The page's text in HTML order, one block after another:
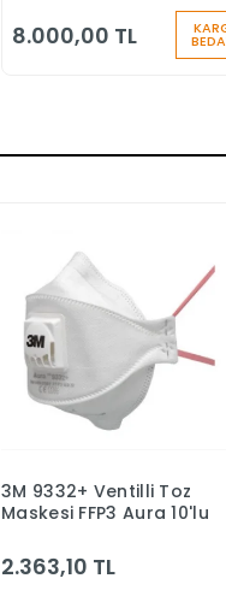
8.000,00 TL
Sepete Ekle
3M 9332+ Ventilli Toz
Maskesi FFP3 Aura 10'lu
2.363,10 TL